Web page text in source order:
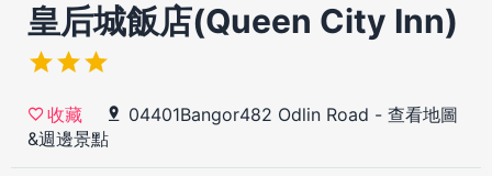
皇后城飯店(Queen City Inn)
收藏 04401Bangor482 Odlin Road - 查看地圖
&週邊景點